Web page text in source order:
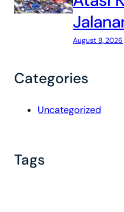
August 8, 2026
Categories
Uncategorized
Tags